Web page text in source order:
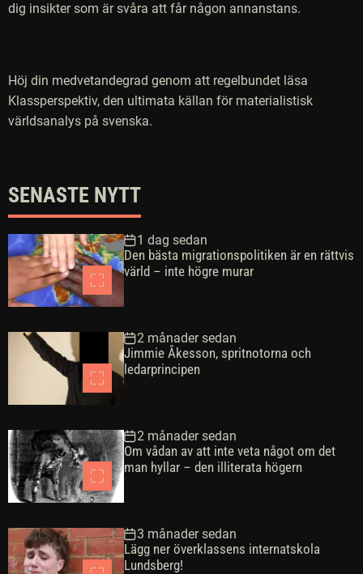
dig insikter som är svåra att får någon annanstans.
Höj din medvetandegrad genom att regelbundet läsa
Klassperspektiv, den ultimata källan för materialistisk
världsanalys på svenska.
SENASTE NYTT
1 dag sedan
Den bästa migrationspolitiken är en rättvis
värld – inte högre murar
2 månader sedan
Jimmie Åkesson, spritnotorna och
ledarprincipen
2 månader sedan
Om vådan av att inte veta något om det
man hyllar – den illiterata högern
3 månader sedan
Lägg ner överklassens internatskola
Lundsberg!